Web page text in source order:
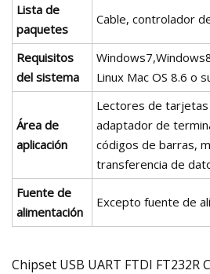
Lista de
paquetes
Cable, controlador
Requisitos
del sistema
Linux Mac OS 8.6 o
Área de
aplicación
Lectores de
adaptador de
códigos de barras,
transferencia de
Fuente de
alimentación
Excepto fuente de
Chipset USB UART FTDI FT232R